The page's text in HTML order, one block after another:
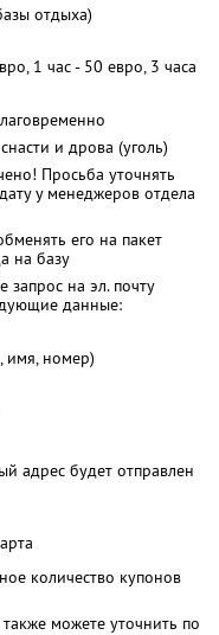
отдыха)
1 час - 50 евро, 3 часа
и дрова (уголь)
Просьба уточнять
у менеджеров отдела
его на пакет
на базу
запрос на эл. почту
данные:
имя, номер)
адрес будет отправлен
количество купонов
можете уточнить по